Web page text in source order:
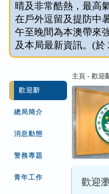
晴及非常酷熱，最高
在戶外逗留及提防中
午至晚間為本澳帶來
及本局最新資訊。(於
歡迎辭
總局簡介
消息動態
警務專題
青年工作
主頁 - 歡迎
歡迎